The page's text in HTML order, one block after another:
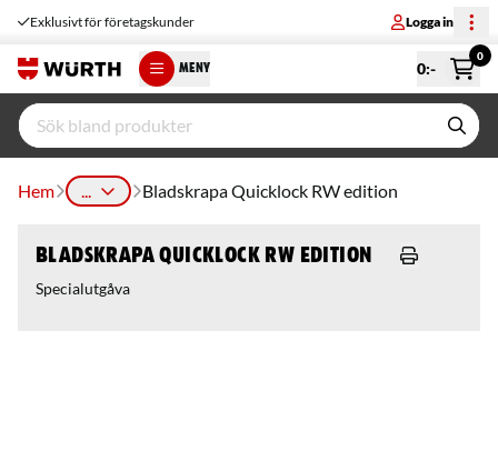
Exklusivt för företagskunder Logga in
MENY 0:-
0
Hem ... Bladskrapa Quicklock RW edition
Bladskrapa Quicklock RW edition
Specialutgåva